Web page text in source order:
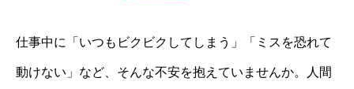
仕事中に「いつもビクビクしてしまう」「ミスを恐れて
動けない」など、そんな不安を抱えていませんか。人間